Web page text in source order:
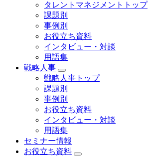
タレントマネジメントトップ
課題別
事例別
お役立ち資料
インタビュー・対談
用語集
戦略人事
戦略人事トップ
課題別
事例別
お役立ち資料
インタビュー・対談
用語集
セミナー情報
お役立ち資料